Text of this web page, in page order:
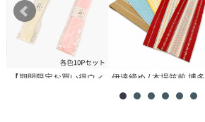
【期間限定お買い得ウィ
伊達締め / 本場筑前 博多